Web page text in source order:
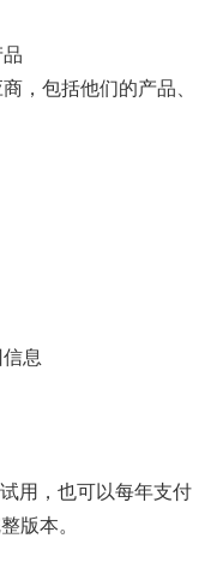
，包括他们的产品、
息
用，也可以每年支付
版本。